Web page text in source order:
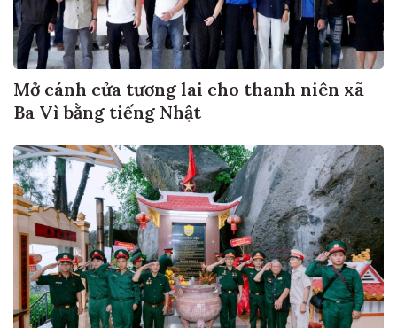
Mở cánh cửa tương lai cho thanh niên xã
Ba Vì bằng tiếng Nhật